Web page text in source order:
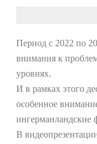
Период с 2022 по
внимания к
уровнях.
И в рамках этого
особенное
ингерманландские
В